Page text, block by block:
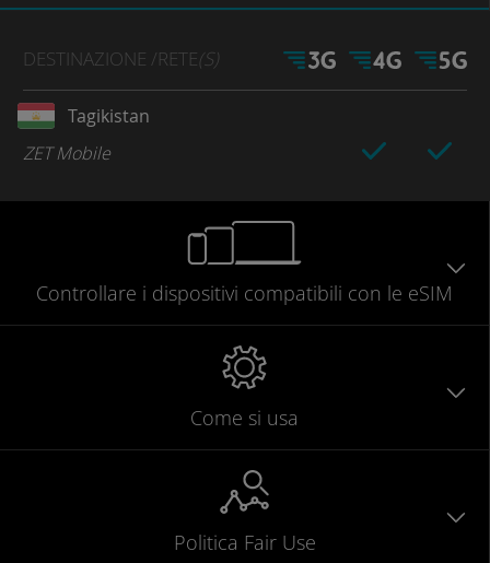
DESTINAZIONE /RETE(S)
Tagikistan
ZET Mobile
Controllare i dispositivi compatibili con le eSIM
Come si usa
Politica Fair Use